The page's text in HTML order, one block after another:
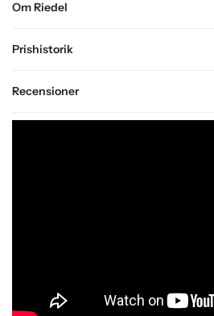
Om Riedel
Prishistorik
Recensioner